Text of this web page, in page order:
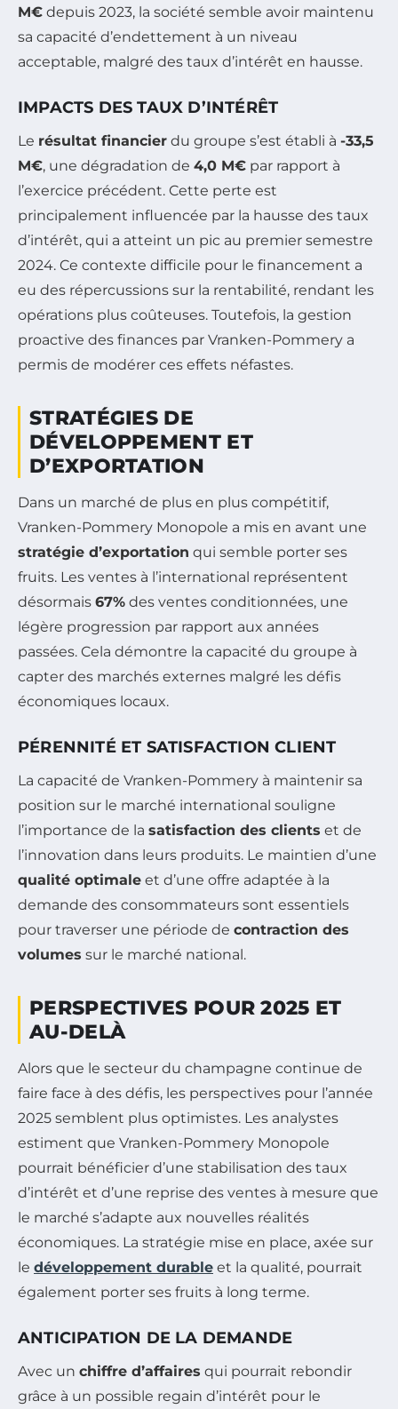
M€ depuis 2023, la société semble avoir maintenu
sa capacité d’endettement à un niveau
acceptable, malgré des taux d’intérêt en hausse.
IMPACTS DES TAUX D’INTÉRÊT
Le résultat financier du groupe s’est établi à -33,5
M€, une dégradation de 4,0 M€ par rapport à
l’exercice précédent. Cette perte est
principalement influencée par la hausse des taux
d’intérêt, qui a atteint un pic au premier semestre
2024. Ce contexte difficile pour le financement a
eu des répercussions sur la rentabilité, rendant les
opérations plus coûteuses. Toutefois, la gestion
proactive des finances par Vranken-Pommery a
permis de modérer ces effets néfastes.
STRATÉGIES DE
DÉVELOPPEMENT ET
D’EXPORTATION
Dans un marché de plus en plus compétitif,
Vranken-Pommery Monopole a mis en avant une
stratégie d’exportation qui semble porter ses
fruits. Les ventes à l’international représentent
désormais 67% des ventes conditionnées, une
légère progression par rapport aux années
passées. Cela démontre la capacité du groupe à
capter des marchés externes malgré les défis
économiques locaux.
PÉRENNITÉ ET SATISFACTION CLIENT
La capacité de Vranken-Pommery à maintenir sa
position sur le marché international souligne
l’importance de la satisfaction des clients et de
l’innovation dans leurs produits. Le maintien d’une
qualité optimale et d’une offre adaptée à la
demande des consommateurs sont essentiels
pour traverser une période de contraction des
volumes sur le marché national.
PERSPECTIVES POUR 2025 ET
AU-DELÀ
Alors que le secteur du champagne continue de
faire face à des défis, les perspectives pour l’année
2025 semblent plus optimistes. Les analystes
estiment que Vranken-Pommery Monopole
pourrait bénéficier d’une stabilisation des taux
d’intérêt et d’une reprise des ventes à mesure que
le marché s’adapte aux nouvelles réalités
économiques. La stratégie mise en place, axée sur
le développement durable et la qualité, pourrait
également porter ses fruits à long terme.
ANTICIPATION DE LA DEMANDE
Avec un chiffre d’affaires qui pourrait rebondir
grâce à un possible regain d’intérêt pour le